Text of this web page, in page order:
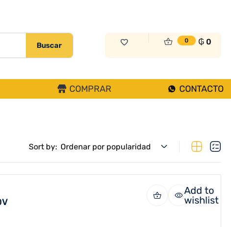
Buscar
0 ₲0
CONTACTO
COMPRAR
Sort by: Ordenar por popularidad
Add to
wishlist